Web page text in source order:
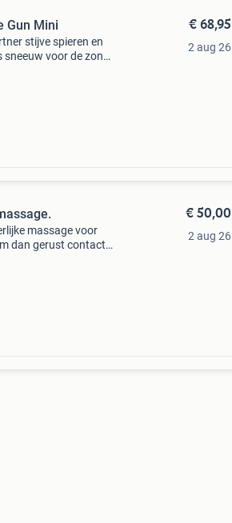
Gun Mini
stijve spieren en
voor de zon
€ 68,95
2 aug 26
massage voor
dan gerust contact
€ 50,00
2 aug 26